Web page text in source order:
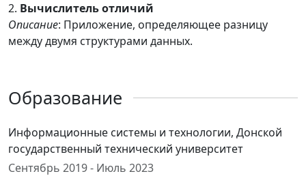
2. Вычислитель отличий
Oписание: Приложение, определяющее разницу
между двумя структурами данных.
Образование
Информационные системы и технологии, Донской
государственный технический университет
Сентябрь 2019 - Июль 2023